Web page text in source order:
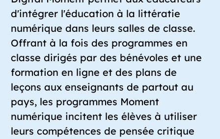
d'intégrer l'éducation à la littératie
numérique dans leurs salles de classe.
Offrant à la fois des programmes en
classe dirigés par des bénévoles et une
formation en ligne et des plans de
leçons aux enseignants de partout au
pays, les programmes Moment
numérique incitent les élèves à utiliser
leurs compétences de pensée critique